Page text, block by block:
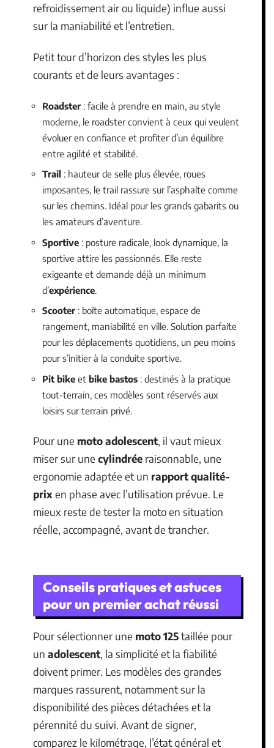
refroidissement air ou liquide) influe aussi
sur la maniabilité et l’entretien.
Petit tour d’horizon des styles les plus
courants et de leurs avantages :
Roadster : facile à prendre en main, au style
moderne, le roadster convient à ceux qui veulent
évoluer en confiance et profiter d’un équilibre
entre agilité et stabilité.
Trail : hauteur de selle plus élevée, roues
imposantes, le trail rassure sur l’asphalte comme
sur les chemins. Idéal pour les grands gabarits ou
les amateurs d’aventure.
Sportive : posture radicale, look dynamique, la
sportive attire les passionnés. Elle reste
exigeante et demande déjà un minimum
d’expérience
Scooter : boîte automatique, espace de
rangement, maniabilité en ville. Solution parfaite
pour les déplacements quotidiens, un peu moins
pour s’initier à la conduite sportive.
Pit bike et bike bastos : destinés à la pratique
tout-terrain, ces modèles sont réservés aux
loisirs sur terrain privé.
Pour une moto adolescent, il vaut mieux
miser sur une cylindrée raisonnable, une
ergonomie adaptée et un rapport qualité-
prixen phase avec l’utilisation prévue. Le
mieux reste de tester la moto en situation
réelle, accompagné, avant de trancher.
Conseils pratiques et astuces
pour un premier achat réussi
Pour sélectionner une moto 125taillée pour
un adolescent, la simplicité et la fiabilité
doivent primer. Les modèles des grandes
marques rassurent, notamment sur la
disponibilité des pièces détachées et la
pérennité du suivi. Avant de signer,
comparez le kilométrage, l’état général et